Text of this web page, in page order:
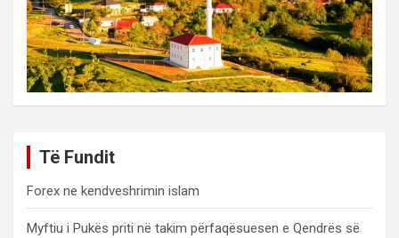
Të Fundit
Forex ne kendveshrimin islam
Myftiu i Pukës priti në takim përfaqësuesen e Qendrës së